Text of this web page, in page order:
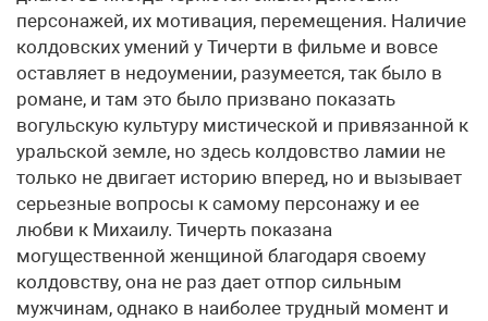
персонажей, их мотивация, перемещения. Наличие
колдовских умений у Тичерти в фильме и вовсе
оставляет в недоумении, разумеется, так было в
романе, и там это было призвано показать
вогульскую культуру мистической и привязанной к
уральской земле, но здесь колдовство ламии не
только не двигает историю вперед, но и вызывает
серьезные вопросы к самому персонажу и ее
любви к Михаилу. Тичерть показана
могущественной женщиной благодаря своему
колдовству, она не раз дает отпор сильным
мужчинам, однако в наиболее трудный момент и